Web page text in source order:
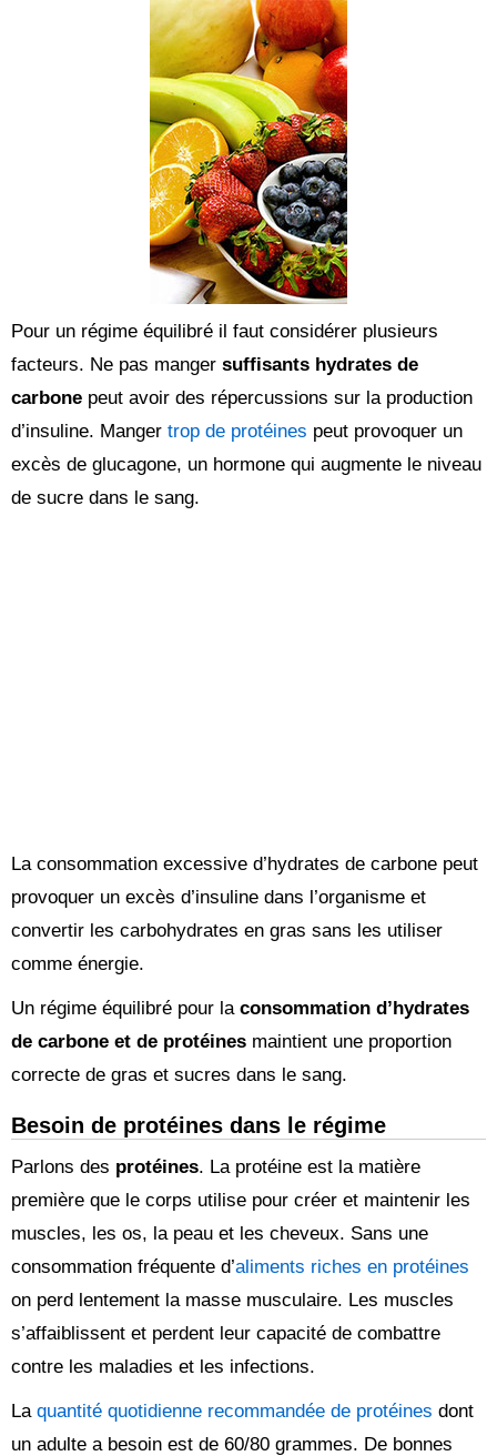
Pour un régime équilibré il faut considérer plusieurs
facteurs. Ne pas manger suffisants hydrates de
carbone peut avoir des répercussions sur la production
d’insuline. Manger trop de protéines peut provoquer un
excès de glucagone, un hormone qui augmente le niveau
de sucre dans le sang.
La consommation excessive d’hydrates de carbone peut
provoquer un excès d’insuline dans l’organisme et
convertir les carbohydrates en gras sans les utiliser
comme énergie.
Un régime équilibré pour la consommation d’hydrates
de carbone et de protéines maintient une proportion
correcte de gras et sucres dans le sang.
Besoin de protéines dans le régime
Parlons des protéines. La protéine est la matière
première que le corps utilise pour créer et maintenir les
muscles, les os, la peau et les cheveux. Sans une
consommation fréquente d’aliments riches en protéines
on perd lentement la masse musculaire. Les muscles
s’affaiblissent et perdent leur capacité de combattre
contre les maladies et les infections.
La quantité quotidienne recommandée de protéines dont
un adulte a besoin est de 60/80 grammes. De bonnes